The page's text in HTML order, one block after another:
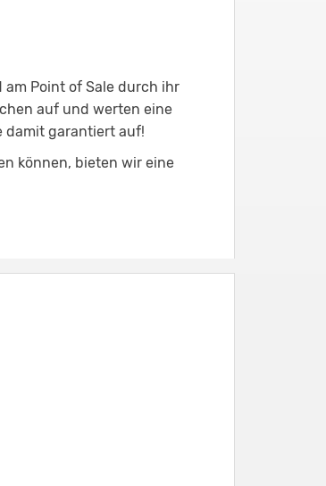
Point of Sale durch ihr
auf und werten eine
damit garantiert auf!
können, bieten wir eine